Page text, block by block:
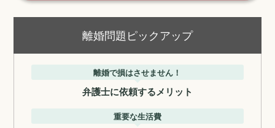
離婚問題ピックアップ
離婚で損はさせません！
弁護士に依頼するメリット
重要な生活費